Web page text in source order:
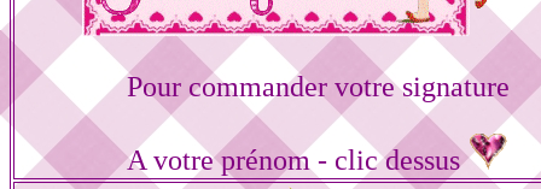
Pour commander votre signature
A votre prénom - clic dessus